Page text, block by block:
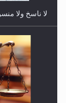
فتوى أمير
الأنابيب